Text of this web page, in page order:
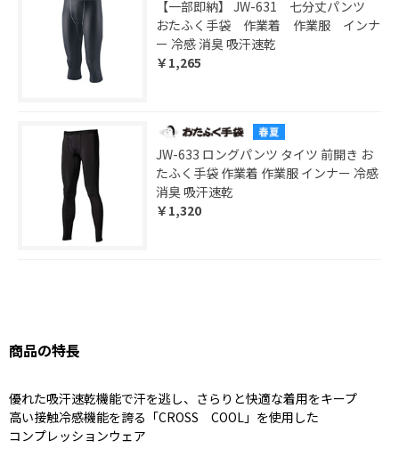
【一部即納】 JW-631 七分丈パンツ
おたふく手袋 作業着 作業服 インナ
ー 冷感 消臭 吸汗速乾
￥1,265
JW-633 ロングパンツ タイツ 前開き お
たふく手袋 作業着 作業服 インナー 冷感
消臭 吸汗速乾
￥1,320
商品の特長
優れた吸汗速乾機能で汗を逃し、さらりと快適な着用をキープ
高い接触冷感機能を誇る「CROSS COOL」を使用した
コンプレッションウェア